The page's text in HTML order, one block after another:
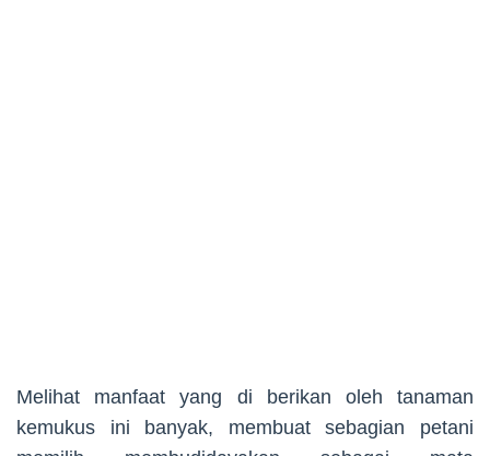
Melihat manfaat yang di berikan oleh tanaman
kemukus ini banyak, membuat sebagian petani